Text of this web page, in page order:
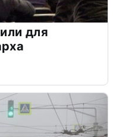
для